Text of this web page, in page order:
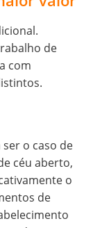
de
com
o caso de
céu aberto,
o
de